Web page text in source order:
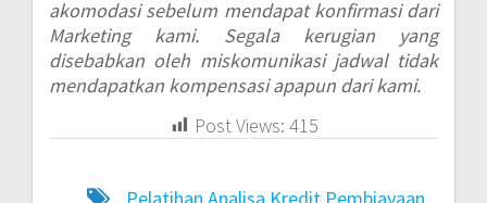
akomodasi sebelum mendapat konfirmasi dari
Marketing kami. Segala kerugian yang
disebabkan oleh miskomunikasi jadwal tidak
mendapatkan kompensasi apapun dari kami.
Post Views: 415